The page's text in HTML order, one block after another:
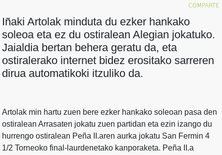
Iñaki Artolak minduta du ezker hankako
soleoa eta ez du ostiralean Alegian jokatuko.
Jaialdia bertan behera geratu da, eta
ostiralerako internet bidez erositako sarreren
dirua automatikoki itzuliko da.
Artolak min hartu zuen bere ezker hankako soleoan pasa den
ostiralean Arrasaten jokatu zuen partidan eta ezin izango du
hurrengo ostiralean Peña II.aren aurka jokatu San Fermin 4
1/2 Torneoko final-laurdenetako kanporaketa. Peña II.a